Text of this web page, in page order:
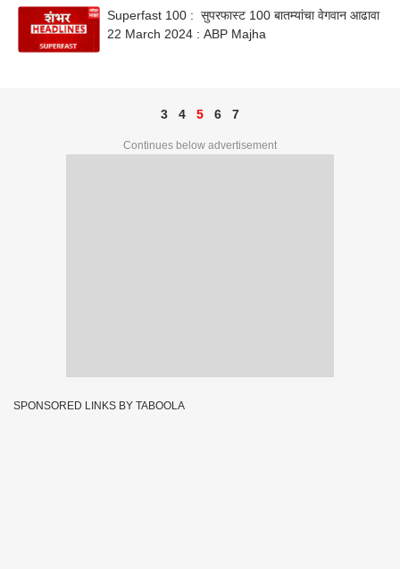
Superfast 100 : सुपरफास्ट 100 बातम्यांचा वेगवान आढावा
22 March 2024 : ABP Majha
3 4 5 6 7
Continues below advertisement
SPONSORED LINKS BY TABOOLA